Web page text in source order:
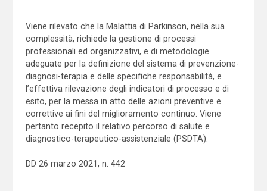
Viene rilevato che la Malattia di Parkinson, nella sua
complessità, richiede la gestione di processi
professionali ed organizzativi, e di metodologie
adeguate per la definizione del sistema di prevenzione-
diagnosi-terapia e delle specifiche responsabilità, e
l’effettiva rilevazione degli indicatori di processo e di
esito, per la messa in atto delle azioni preventive e
correttive ai fini del miglioramento continuo. Viene
pertanto recepito il relativo percorso di salute e
diagnostico-terapeutico-assistenziale (PSDTA).
DD 26 marzo 2021, n. 442